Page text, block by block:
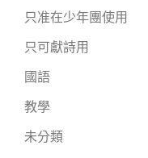
只准在少年團使用
只可獻詩用
國語
教學
未分類